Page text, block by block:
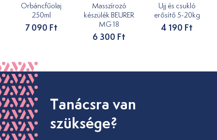
Orbáncfűolaj
250ml
7 090 Ft
Masszírozó
készülék BEURER
MG 18
6 300 Ft
Ujj és csukló
erősítő 5-20kg
4 190 Ft
Tanácsra van
szüksége?